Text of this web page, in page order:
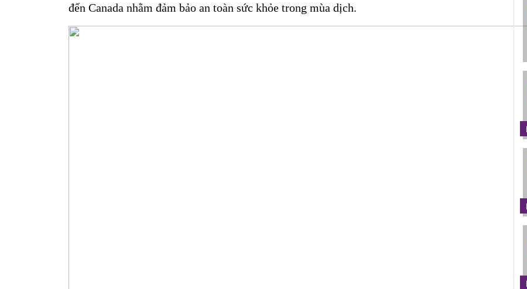
đến Canada nhằm đảm bảo an toàn sức khỏe trong mùa dịch.